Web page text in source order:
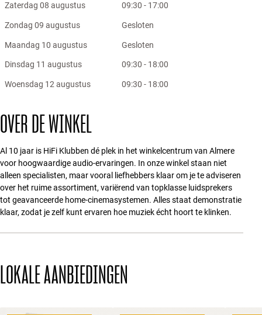
Zaterdag 08 augustus 09:30 - 17:00
Zondag 09 augustus Gesloten
Maandag 10 augustus Gesloten
Dinsdag 11 augustus 09:30 - 18:00
Woensdag 12 augustus 09:30 - 18:00
OVER DE WINKEL
Al 10 jaar is HiFi Klubben dé plek in het winkelcentrum van Almere
voor hoogwaardige audio-ervaringen. In onze winkel staan niet
alleen specialisten, maar vooral liefhebbers klaar om je te adviseren
over het ruime assortiment, variërend van topklasse luidsprekers
tot geavanceerde home-cinemasystemen. Alles staat demonstratie
klaar, zodat je zelf kunt ervaren hoe muziek écht hoort te klinken.
LOKALE AANBIEDINGEN